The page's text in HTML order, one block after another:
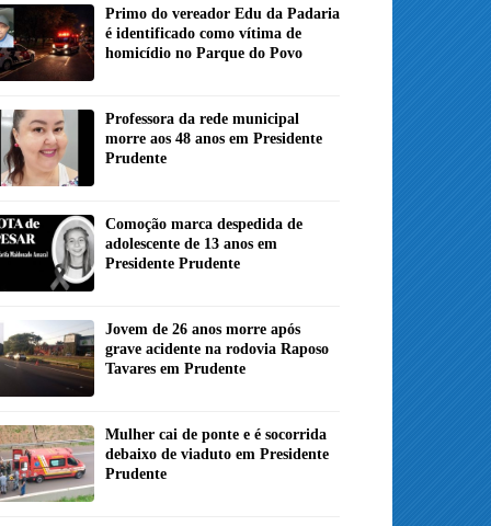
Primo do vereador Edu da Padaria
é identificado como vítima de
homicídio no Parque do Povo
Professora da rede municipal
morre aos 48 anos em Presidente
Prudente
Comoção marca despedida de
adolescente de 13 anos em
Presidente Prudente
Jovem de 26 anos morre após
grave acidente na rodovia Raposo
Tavares em Prudente
Mulher cai de ponte e é socorrida
debaixo de viaduto em Presidente
Prudente